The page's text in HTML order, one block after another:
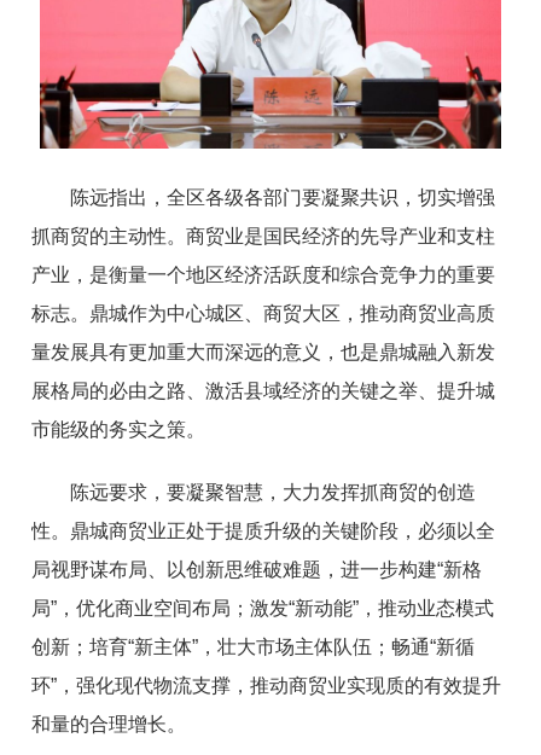
陈远指出，全区各级各部门要凝聚共识，切实增强
抓商贸的主动性。商贸业是国民经济的先导产业和支柱
产业，是衡量一个地区经济活跃度和综合竞争力的重要
标志。鼎城作为中心城区、商贸大区，推动商贸业高质
量发展具有更加重大而深远的意义，也是鼎城融入新发
展格局的必由之路、激活县域经济的关键之举、提升城
市能级的务实之策。
陈远要求，要凝聚智慧，大力发挥抓商贸的创造
性。鼎城商贸业正处于提质升级的关键阶段，必须以全
局视野谋布局、以创新思维破难题，进一步构建“新格
局”，优化商业空间布局；激发“新动能”，推动业态模式
创新；培育“新主体”，壮大市场主体队伍；畅通“新循
环”，强化现代物流支撑，推动商贸业实现质的有效提升
和量的合理增长。